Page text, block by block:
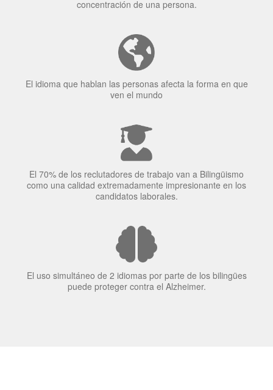
concentración de una persona.
El idioma que hablan las personas afecta la forma en que
ven el mundo
El 70% de los reclutadores de trabajo van a Bilingüismo
como una calidad extremadamente impresionante en los
candidatos laborales.
El uso simultáneo de 2 idiomas por parte de los bilingües
puede proteger contra el Alzheimer.